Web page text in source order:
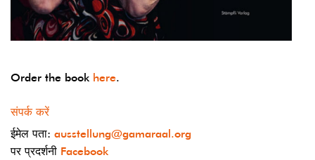
Order the book here.
संपर्क करें
ईमेल पता: ausstellung@gamaraal.org
पर प्रदर्शनी Facebook